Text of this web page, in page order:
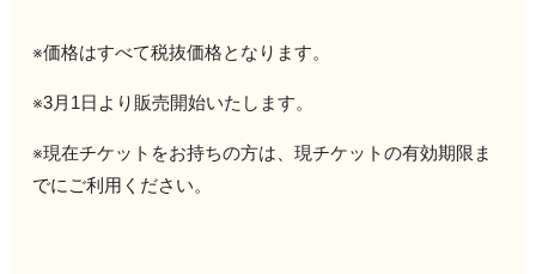
※価格はすべて税抜価格となります。
※3月1日より販売開始いたします。
※現在チケットをお持ちの方は、現チケットの有効期限ま
でにご利用ください。